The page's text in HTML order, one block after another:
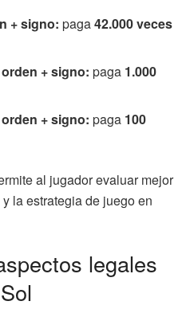
+ signo: paga42.000 veces
+ signo: paga 1.000
+ signo: paga 100
al jugador evaluar mejor
y la estrategia de juego en
legales